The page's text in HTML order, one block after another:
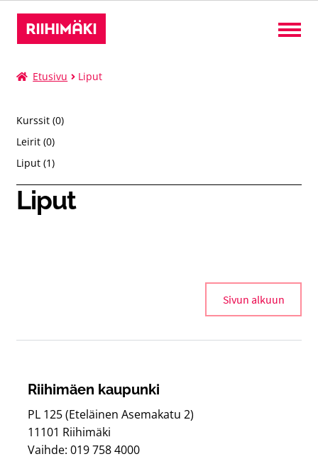
Liput
Kurssit
Leirit
Tilat
Etusivu Liput
Liput
Kurssit 00
Leirit 00
Liput 11
Sivun alkuun
Riihimäen kaupunki
PL 125 (Eteläinen Asemakatu 2)
11101 Riihimäki
Vaihde: 019 758 4000